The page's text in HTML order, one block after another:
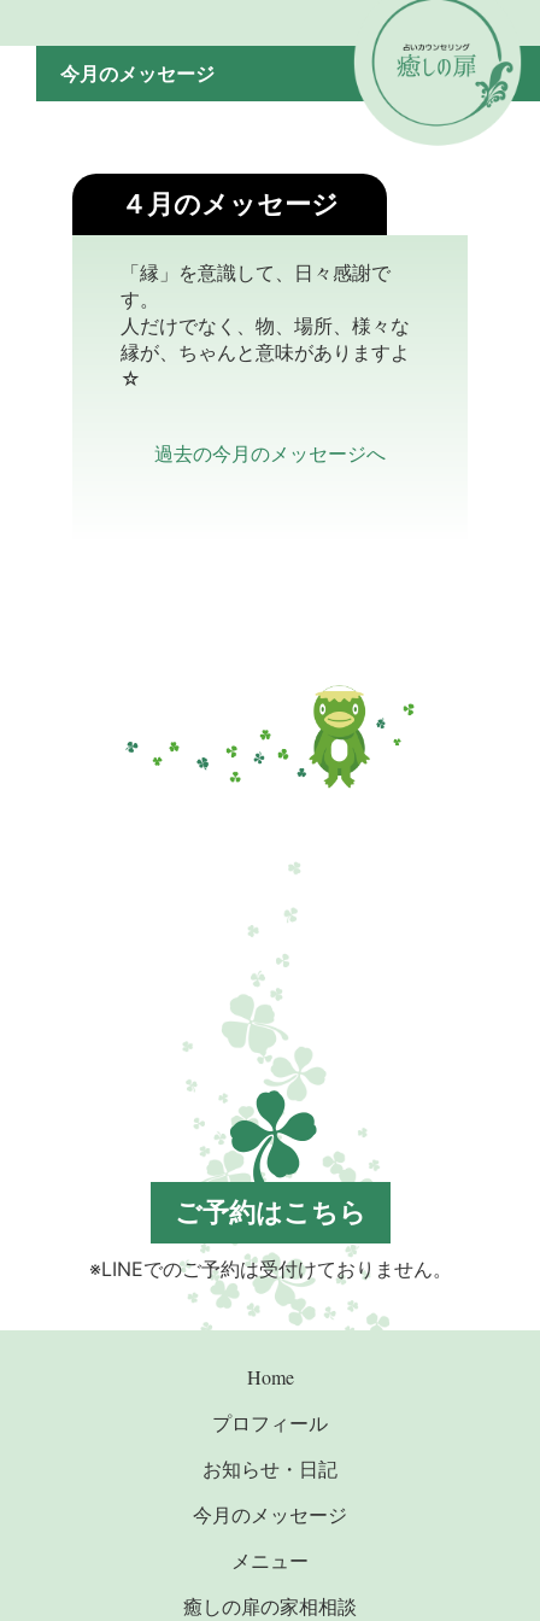
今月のメッセージ
４月のメッセージ
「縁」を意識して、日々感謝で
す。
人だけでなく、物、場所、様々な
縁が、ちゃんと意味がありますよ
☆
過去の今月のメッセージへ
ご予約はこちら
※LINEでのご予約は受付けておりません。
Home
プロフィール
お知らせ・日記
今月のメッセージ
メニュー
癒しの扉の家相相談